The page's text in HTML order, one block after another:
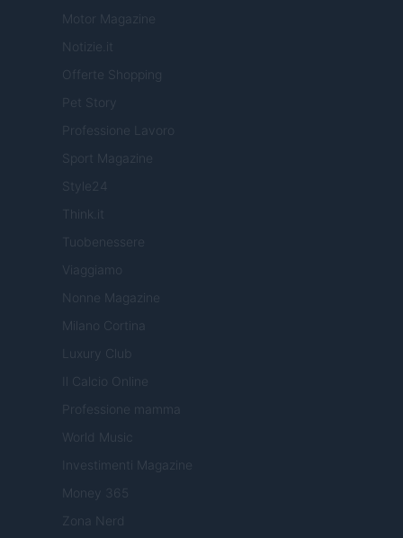
Motor Magazine
Notizie.it
Offerte Shopping
Pet Story
Professione Lavoro
Sport Magazine
Style24
Think.it
Tuobenessere
Viaggiamo
Nonne Magazine
Milano Cortina
Luxury Club
Il Calcio Online
Professione mamma
World Music
Investimenti Magazine
Money 365
Zona Nerd